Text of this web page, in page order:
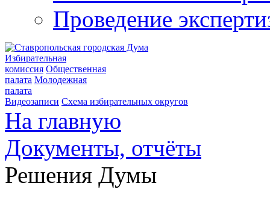
Проведение
Избирательная
комиссия Общественная
палата Молодежная
палата
Видеозаписи Схема избирательных округов
На главную
Документы, отчёты
Решения Думы